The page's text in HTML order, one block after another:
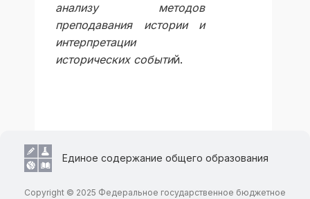
анализу методов
преподавания истории и
интерпретации
исторических событий.
Единое содержание общего образования
Copyright © 2025 Федеральное государственное бюджетное